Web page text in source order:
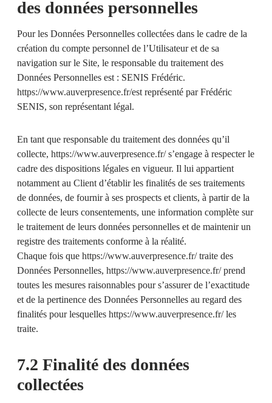
des données personnelles
Pour les Données Personnelles collectées dans le cadre de la
création du compte personnel de l’Utilisateur et de sa
navigation sur le Site, le responsable du traitement des
Données Personnelles est : SENIS Frédéric.
https://www.auverpresence.fr/est représenté par Frédéric
SENIS, son représentant légal.
En tant que responsable du traitement des données qu’il
collecte, https://www.auverpresence.fr/s’engage à respecter le
cadre des dispositions légales en vigueur. Il lui appartient
notamment au Client d’établir les finalités de ses traitements
de données, de fournir à ses prospects et clients, à partir de la
collecte de leurs consentements, une information complète sur
le traitement de leurs données personnelles et de maintenir un
registre des traitements conforme à la réalité.
Chaque fois que https://www.auverpresence.fr/traite des
Données Personnelles, https://www.auverpresence.fr/prend
toutes les mesures raisonnables pour s’assurer de l’exactitude
et de la pertinence des Données Personnelles au regard des
finalités pour lesquelles https://www.auverpresence.fr/les
traite.
7.2 Finalité des données
collectées